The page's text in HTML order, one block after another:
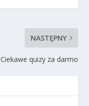
NASTĘPNY
Ciekawe quizy za darmo